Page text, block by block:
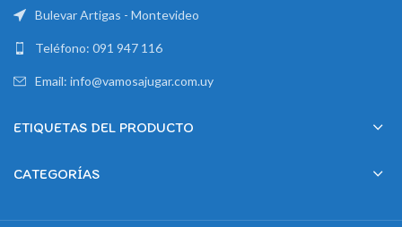
Bulevar Artigas - Montevideo
Teléfono: 091 947 116
Email: info@vamosajugar.com.uy
ETIQUETAS DEL PRODUCTO
CATEGORÍAS